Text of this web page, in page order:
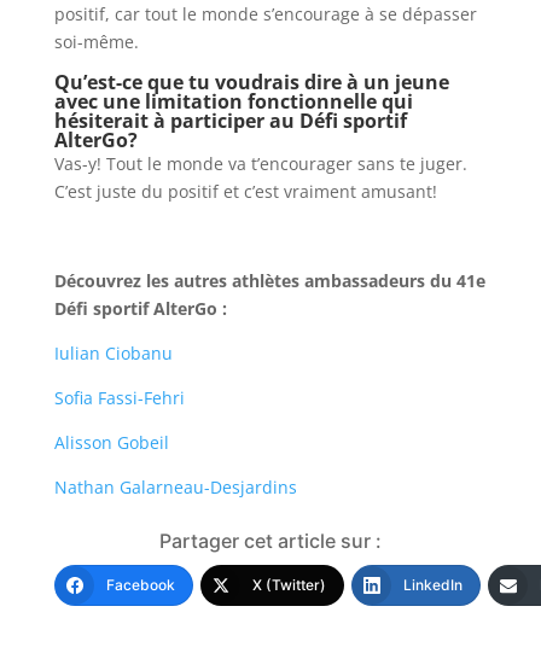
positif, car tout le monde s’encourage à se dépasser
soi-même.
Qu’est-ce que tu voudrais dire à un jeune
avec une limitation fonctionnelle qui
hésiterait à participer au Défi sportif
AlterGo?
Vas-y! Tout le monde va t’encourager sans te juger.
C’est juste du positif et c’est vraiment amusant!
Découvrez les autres athlètes ambassadeurs du 41e
Défi sportif AlterGo :
Iulian Ciobanu
Sofia Fassi-Fehri
Alisson Gobeil
Nathan Galarneau-Desjardins
Partager cet article sur :
Facebook X (Twitter) LinkedIn